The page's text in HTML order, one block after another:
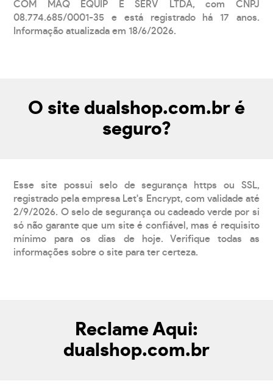
COM MAQ EQUIP E SERV LTDA, com CNPJ
08.774.685/0001-35 e está registrado há 17 anos.
Informação atualizada em 18/6/2026.
O site dualshop.com.br é
seguro?
Esse site possui selo de segurança https ou SSL,
registrado pela empresa Let's Encrypt, com validade até
2/9/2026. O selo de segurança ou cadeado verde por si
só não garante que um site é confiável, mas é requisito
mínimo para os dias de hoje. Verifique todas as
informações sobre o site para ter certeza.
Reclame Aqui:
dualshop.com.br